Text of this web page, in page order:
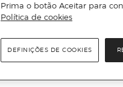
Prima o botão Aceitar para
Política de cookies
DEFINIÇÕES DE COOKIES